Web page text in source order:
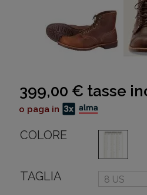
399,00 € tasse
o paga in
COLORE
TAGLIA